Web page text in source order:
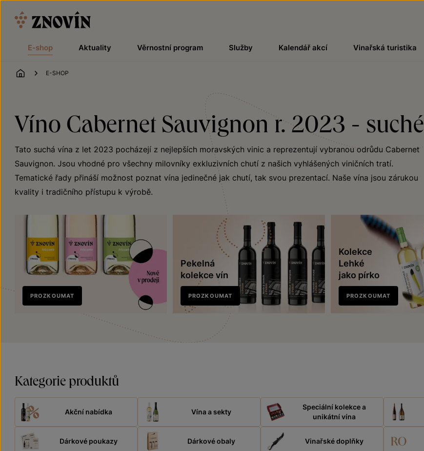
E-shop Aktuality Věrnostní program Služby Kalendář akcí Vinařská turistika
ÚVOD
E-SHOP
Víno Cabernet Sauvignon r. 2023 - suché
Tato suchá vína z let 2023 pocházejí z nejlepších moravských vinic a reprezentují vybranou odrůdu Cabernet
Sauvignon. Jsou vhodné pro všechny milovníky exkluzivních chutí z našich vyhlášených viničních tratí.
Tematické řady přináší možnost poznat vína jedinečné jak chutí, tak svou prezentací. Naše vína jsou zárukou
kvality i tradičního přístupu k výrobě.
Nově
v prodeji
PROZKOUMAT
Pekelná
kolekce vín
PROZKOUMAT
Kolekce
Lehké
jako pírko
PROZKOUMAT
Kategorie produktů
Akční nabídka Vína a sekty
Speciální kolekce a
unikátní vína
Dárkové poukazy Dárkové obaly Vinařské doplňky